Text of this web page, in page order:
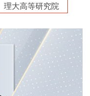
理大高等研究院